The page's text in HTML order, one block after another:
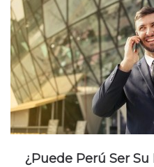
¿Puede Perú Ser